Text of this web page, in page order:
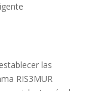
las
RIS3MUR